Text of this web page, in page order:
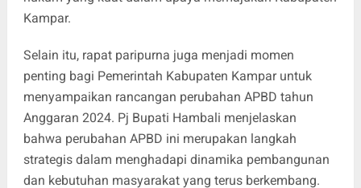
Kampar.
Selain itu, rapat paripurna juga menjadi momen
penting bagi Pemerintah Kabupaten Kampar untuk
menyampaikan rancangan perubahan APBD tahun
Anggaran 2024. Pj Bupati Hambali menjelaskan
bahwa perubahan APBD ini merupakan langkah
strategis dalam menghadapi dinamika pembangunan
dan kebutuhan masyarakat yang terus berkembang.